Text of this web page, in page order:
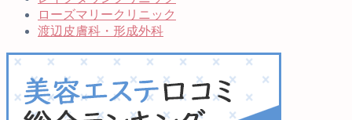
ローズマリークリニック
渡辺皮膚科・形成外科